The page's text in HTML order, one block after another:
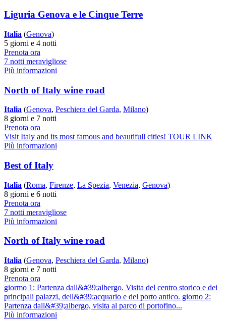
Liguria Genova e le Cinque Terre
Italia (Genova)
5 giorni e 4 notti
Prenota ora
7 notti meravigliose
Più informazioni
North of Italy wine road
Italia (Genova, Peschiera del Garda, Milano)
8 giorni e 7 notti
Prenota ora
Visit Italy and its most famous and beautifull cities! TOUR LINK
Più informazioni
Best of Italy
Italia (Roma, Firenze, La Spezia, Venezia, Genova)
8 giorni e 6 notti
Prenota ora
7 notti meravigliose
Più informazioni
North of Italy wine road
Italia (Genova, Peschiera del Garda, Milano)
8 giorni e 7 notti
Prenota ora
giormo 1: Partenza dall&#39;albergo. Visita del centro storico e dei
principali palazzi, dell&#39;acquario e del porto antico. giorno 2:
Partenza dall&#39;albergo, visita al parco di portofino...
Più informazioni